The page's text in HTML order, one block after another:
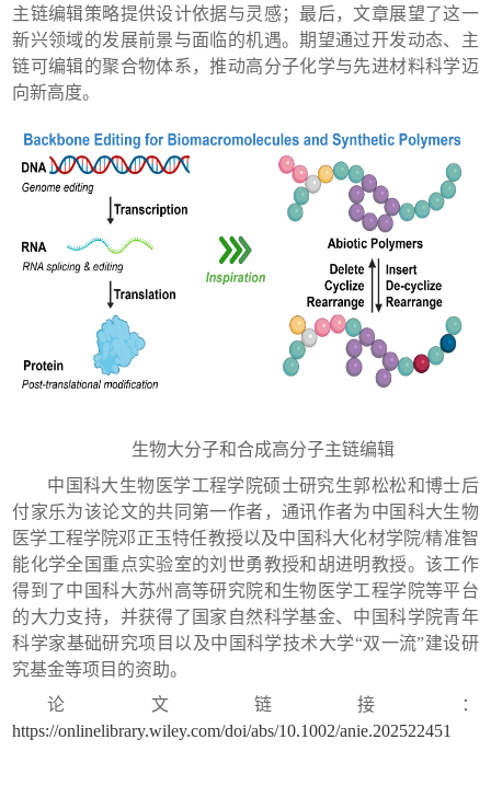
主链编辑策略提供设计依据与灵感；最后，文章展望了这一
新兴领域的发展前景与面临的机遇。期望通过开发动态、主
链可编辑的聚合物体系，推动高分子化学与先进材料科学迈
向新高度。
生物大分子和合成高分子主链编辑
中国科大生物医学工程学院硕士研究生郭松松和博士后
付家乐为该论文的共同第一作者，通讯作者为中国科大生物
医学工程学院邓正玉特任教授以及中国科大化材学院/精准智
能化学全国重点实验室的刘世勇教授和胡进明教授。该工作
得到了中国科大苏州高等研究院和生物医学工程学院等平台
的大力支持，并获得了国家自然科学基金、中国科学院青年
科学家基础研究项目以及中国科学技术大学“双一流”建设研
究基金等项目的资助。
论文链接：
https://onlinelibrary.wiley.com/doi/abs/10.1002/anie.202522451